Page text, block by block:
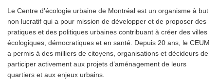
Le Centre d'écologie urbaine de Montréal est un organisme à but
non lucratif qui a pour mission de développer et de proposer des
pratiques et des politiques urbaines contribuant à créer des villes
écologiques, démocratiques et en santé. Depuis 20 ans, le CEUM
a permis à des milliers de citoyens, organisations et décideurs de
participer activement aux projets d’aménagement de leurs
quartiers et aux enjeux urbains.